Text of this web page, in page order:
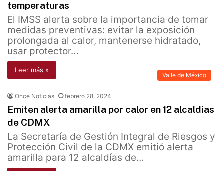
temperaturas
El IMSS alerta sobre la importancia de tomar
medidas preventivas: evitar la exposición
prolongada al calor, mantenerse hidratado,
usar protector…
Leer más »
Valle de México
Once Noticias febrero 28, 2024
Emiten alerta amarilla por calor en 12 alcaldías
de CDMX
La Secretaría de Gestión Integral de Riesgos y
Protección Civil de la CDMX emitió alerta
amarilla para 12 alcaldías de…